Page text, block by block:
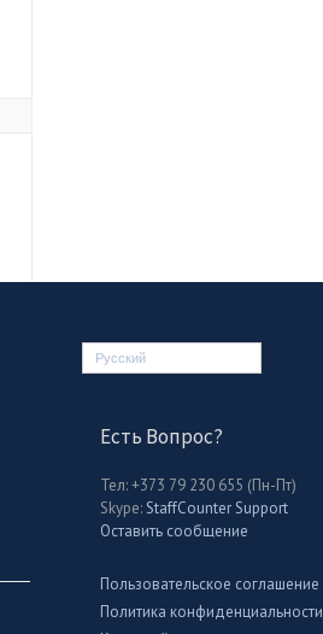
Русский
Есть Вопрос?
Тел: +373 79 230 655 (Пн-Пт)
Skype:StaffCounter Support
Оставить сообщение
Пользовательское соглашение
Политика конфиденциальности